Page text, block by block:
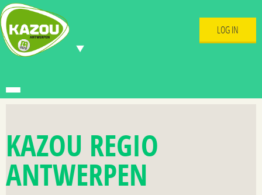
LOG IN
KAZOU REGIO
ANTWERPEN